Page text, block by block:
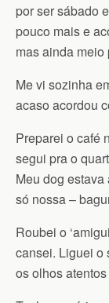
por ser sábado
pouco mais e
mas ainda meio
Me vi sozinha
acaso acordou
Preparei o café
segui pra o
Meu dog
só nossa –
Roubei o
cansei. Liguei o
os olhos